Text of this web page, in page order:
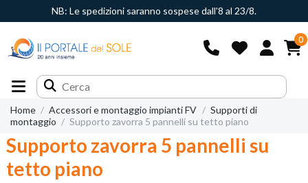
NB: Le spedizioni saranno sospese dall'8 al 23/8.
0
Home Accessori e montaggio impianti FV
Supporti di
montaggio
Supporto zavorra 5 pannelli su tetto piano
Supporto zavorra 5 pannelli su
tetto piano